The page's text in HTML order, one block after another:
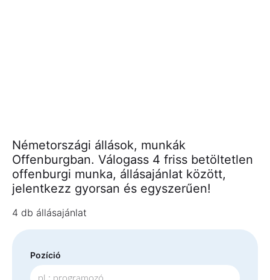
Németországi állások, munkák
Offenburgban. Válogass 4 friss betöltetlen
offenburgi munka, állásajánlat között,
jelentkezz gyorsan és egyszerűen!
4 db állásajánlat
Pozíció